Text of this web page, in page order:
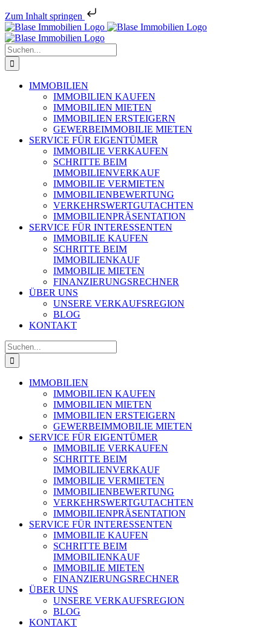
Zum Inhalt springen
Zum
Inhalt
springen
Suche
nach:
IMMOBILIEN
IMMOBILIEN KAUFEN
IMMOBILIEN MIETEN
IMMOBILIEN ERSTEIGERN
GEWERBEIMMOBILIE MIETEN
SERVICE FÜR EIGENTÜMER
IMMOBILIE VERKAUFEN
SCHRITTE BEIM
IMMOBILIENVERKAUF
IMMOBILIE VERMIETEN
IMMOBILIEN­BEWERTUNG
VERKEHRSWERT­GUTACHTEN
IMMOBILIEN­PRÄSENTATION
SERVICE FÜR INTERESSENTEN
IMMOBILIE KAUFEN
SCHRITTE BEIM
IMMOBILIENKAUF
IMMOBILIE MIETEN
FINANZIERUNGSRECHNER
ÜBER UNS
UNSERE VERKAUFSREGION
BLOG
KONTAKT
Suche
nach:
IMMOBILIEN
IMMOBILIEN KAUFEN
IMMOBILIEN MIETEN
IMMOBILIEN ERSTEIGERN
GEWERBEIMMOBILIE MIETEN
SERVICE FÜR EIGENTÜMER
IMMOBILIE VERKAUFEN
SCHRITTE BEIM
IMMOBILIENVERKAUF
IMMOBILIE VERMIETEN
IMMOBILIEN­BEWERTUNG
VERKEHRSWERT­GUTACHTEN
IMMOBILIEN­PRÄSENTATION
SERVICE FÜR INTERESSENTEN
IMMOBILIE KAUFEN
SCHRITTE BEIM
IMMOBILIENKAUF
IMMOBILIE MIETEN
FINANZIERUNGSRECHNER
ÜBER UNS
UNSERE VERKAUFSREGION
BLOG
KONTAKT